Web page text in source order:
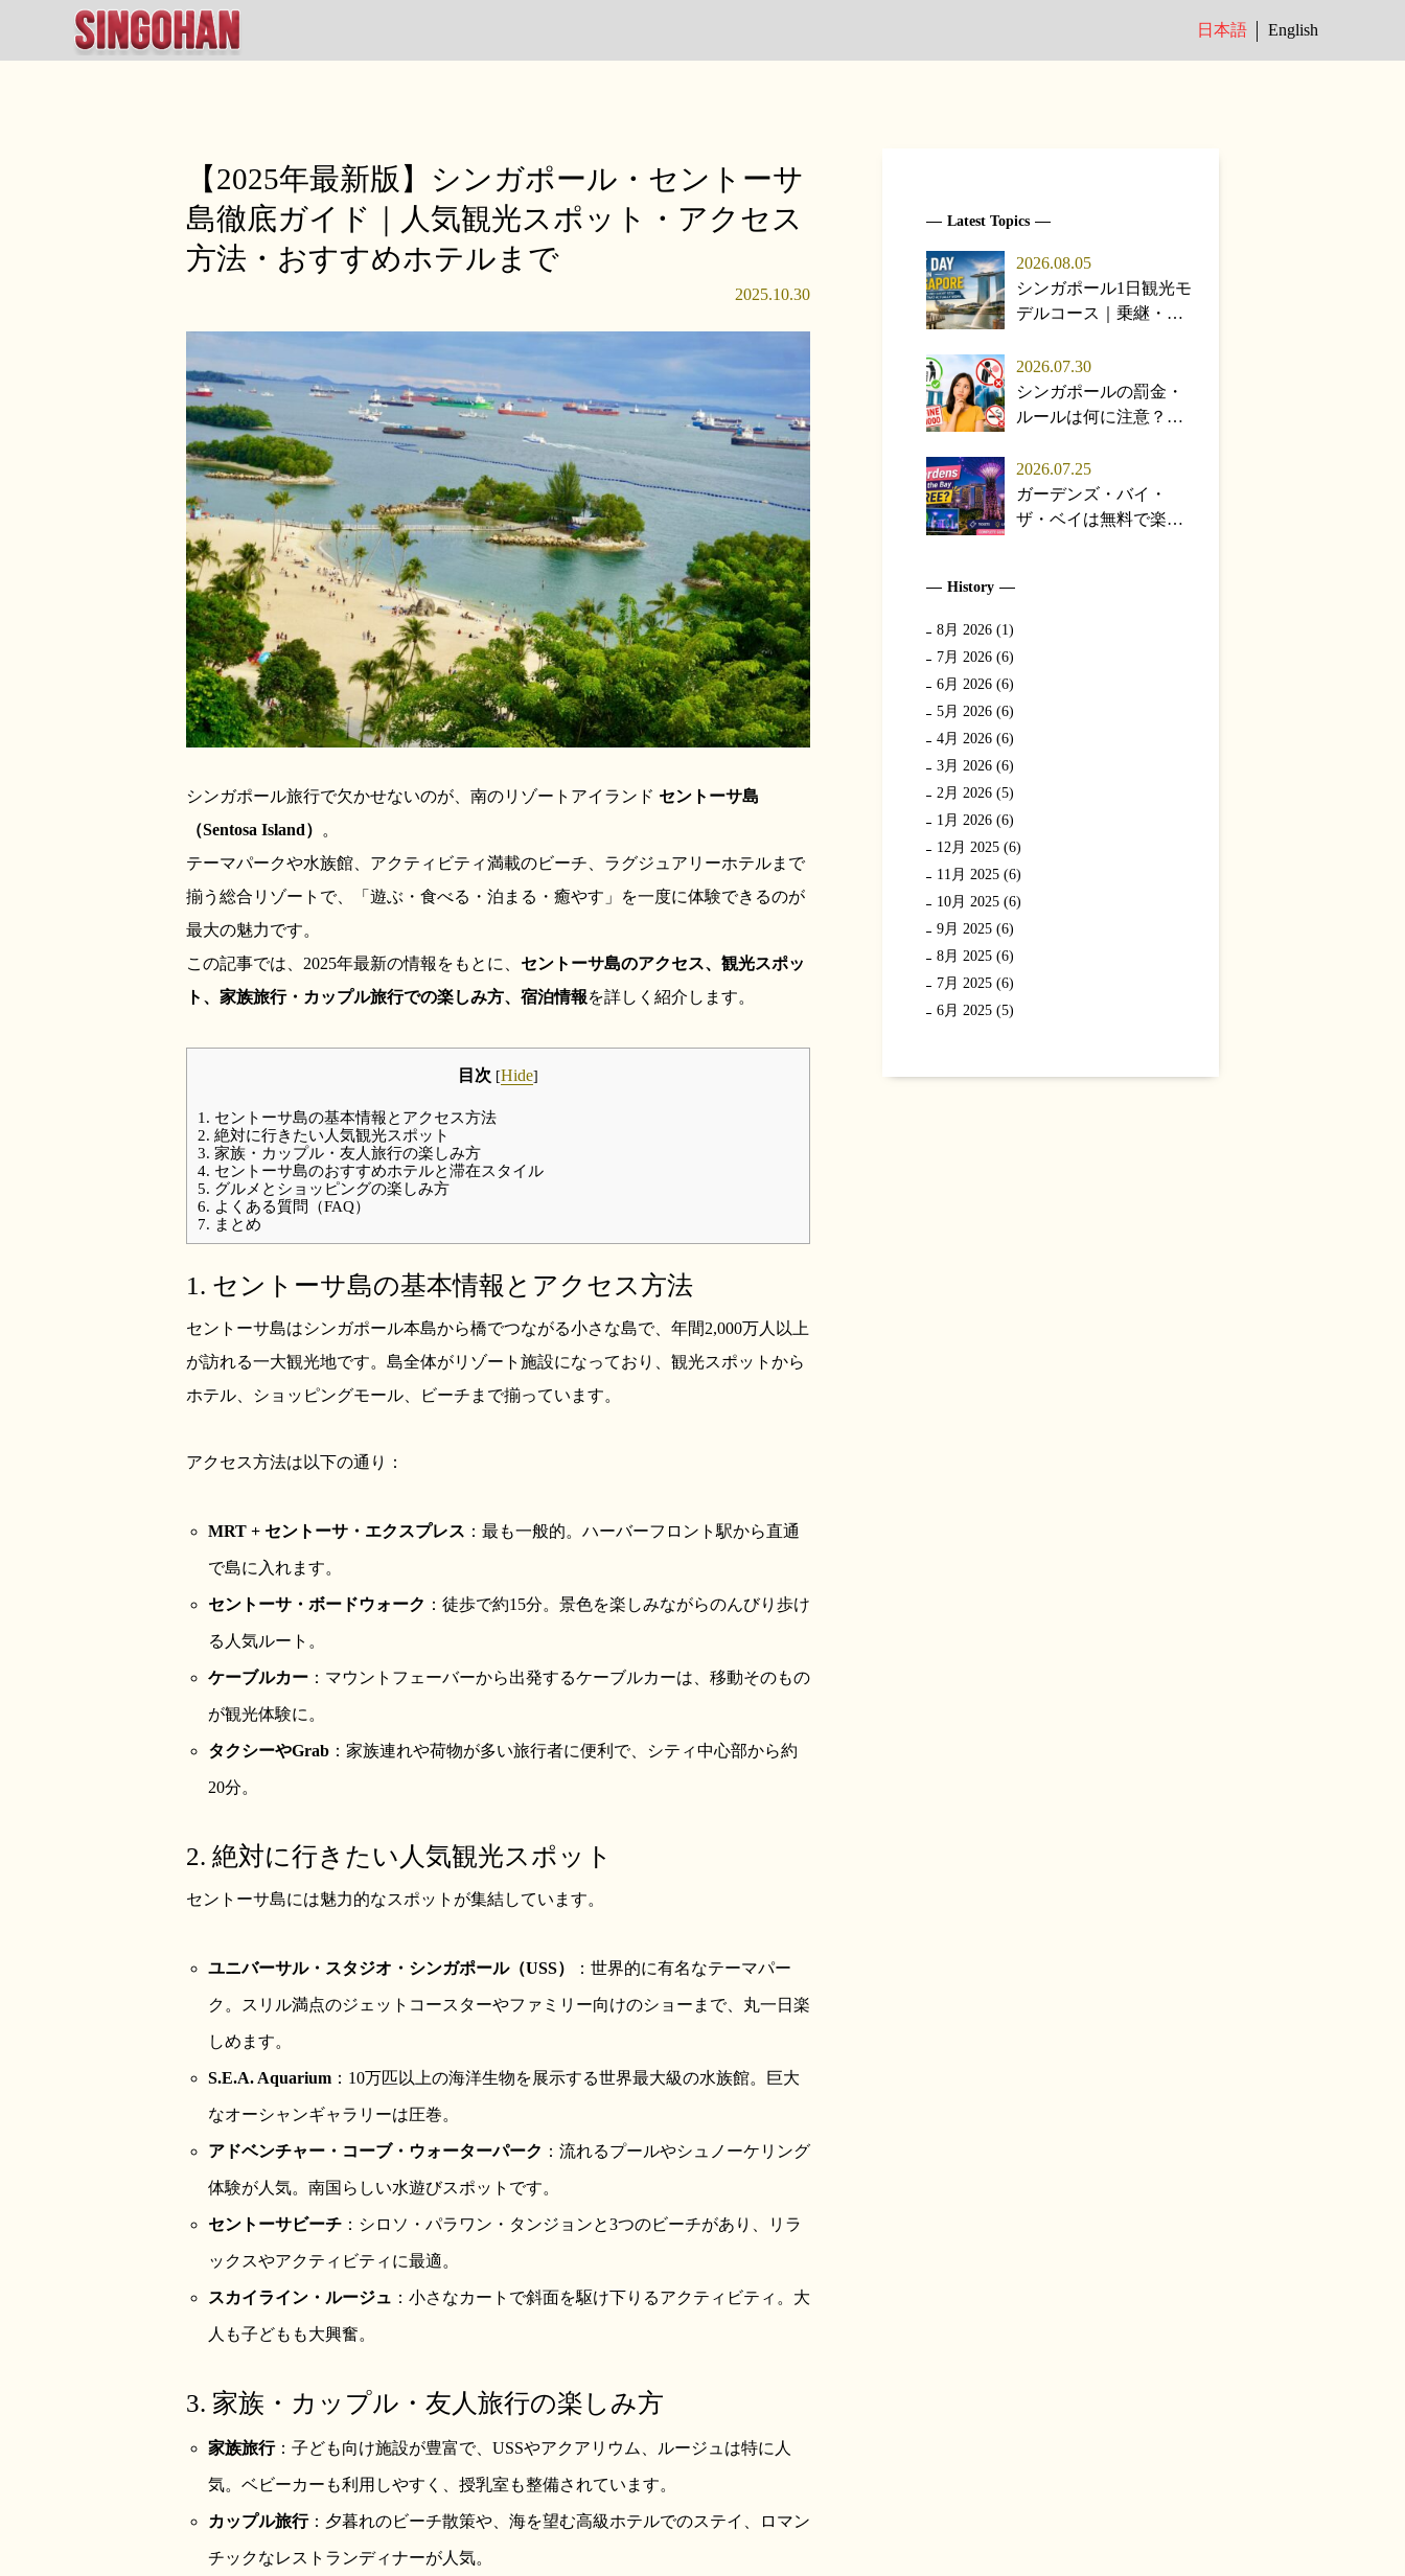
English
日本語
【2025年最新版】シンガポール・セントーサ
島徹底ガイド｜人気観光スポット・アクセス
方法・おすすめホテルまで
2025.10.30
シンガポール旅行で欠かせないのが、南のリゾートアイランド セントーサ島
（Sentosa Island）
。
テーマパークや水族館、アクティビティ満載のビーチ、ラグジュアリーホテルまで
揃う総合リゾートで、「遊ぶ・食べる・泊まる・癒やす」を一度に体験できるのが
最大の魅力です。
この記事では、2025年最新の情報をもとに、 セントーサ島のアクセス、観光スポッ
ト、家族旅行・カップル旅行での楽しみ方、宿泊情報を詳しく紹介します。
目次 [Hide]
1. セントーサ島の基本情報とアクセス方法
2. 絶対に行きたい人気観光スポット
3. 家族・カップル・友人旅行の楽しみ方
4. セントーサ島のおすすめホテルと滞在スタイル
5. グルメとショッピングの楽しみ方
6. よくある質問（FAQ）
7. まとめ
1. セントーサ島の基本情報とアクセス方法
セントーサ島はシンガポール本島から橋でつながる小さな島で、年間2,000万人以上
が訪れる一大観光地です。島全体がリゾート施設になっており、観光スポットから
ホテル、ショッピングモール、ビーチまで揃っています。
アクセス方法は以下の通り：
MRT + セントーサ・エクスプレス ：最も一般的。ハーバーフロント駅から直通
で島に入れます。
セントーサ・ボードウォーク ：徒歩で約15分。景色を楽しみながらのんびり歩け
る人気ルート。
ケーブルカー：マウントフェーバーから出発するケーブルカーは、移動そのもの
が観光体験に。
タクシーやGrab：家族連れや荷物が多い旅行者に便利で、シティ中心部から約
20分。
2. 絶対に行きたい人気観光スポット
セントーサ島には魅力的なスポットが集結しています。
ユニバーサル・スタジオ・シンガポール（USS） ：世界的に有名なテーマパー
ク。スリル満点のジェットコースターやファミリー向けのショーまで、丸一日楽
しめます。
S.E.A. Aquarium：10万匹以上の海洋生物を展示する世界最大級の水族館。巨大
なオーシャンギャラリーは圧巻。
アドベンチャー・コーブ・ウォーターパーク ：流れるプールやシュノーケリング
体験が人気。南国らしい水遊びスポットです。
セントーサビーチ：シロソ・パラワン・タンジョンと3つのビーチがあり、リラ
ックスやアクティビティに最適。
スカイライン・ルージュ ：小さなカートで斜面を駆け下りるアクティビティ。大
人も子どもも大興奮。
3. 家族・カップル・友人旅行の楽しみ方
家族旅行：子ども向け施設が豊富で、USSやアクアリウム、ルージュは特に人
気。ベビーカーも利用しやすく、授乳室も整備されています。
カップル旅行：夕暮れのビーチ散策や、海を望む高級ホテルでのステイ、ロマン
チックなレストランディナーが人気。
Latest Topics
2026.08.05
シンガポール1日観光モ
デルコース｜乗継・弾
ト完全版
2026.07.30
シンガポールの罰金・
ルールは何に注意？知
ナー完全ガイド【2026
年版】
2026.07.25
ガーデンズ・バイ・
ザ・ベイは無料で楽し
History
8月 2026 (1)
7月 2026 (6)
6月 2026 (6)
5月 2026 (6)
4月 2026 (6)
3月 2026 (6)
2月 2026 (5)
1月 2026 (6)
12月 2025 (6)
11月 2025 (6)
10月 2025 (6)
9月 2025 (6)
8月 2025 (6)
7月 2025 (6)
6月 2025 (5)